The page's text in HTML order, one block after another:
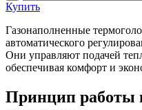
Купить
Газонаполненные
автоматического
Они управляют подачей
обеспечивая комфорт и
Принцип работы